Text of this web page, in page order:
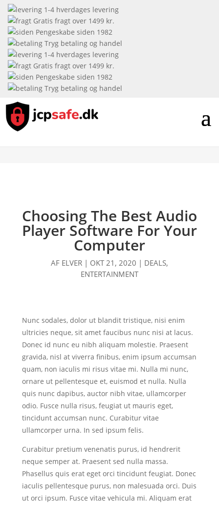
1-4 hverdages levering
Gratis fragt over 1499 kr.
Pengeskabe siden 1982
Tryg betaling og handel
1-4 hverdages levering
Gratis fragt over 1499 kr.
Pengeskabe siden 1982
Tryg betaling og handel
Choosing The Best Audio
Player Software For Your
Computer
AF ELVER| OKT 21, 2020 | DEALS,
ENTERTAINMENT
Nunc sodales, dolor ut blandit tristique, nisi enim
ultricies neque, sit amet faucibus nunc nisi at lacus.
Donec id nunc eu nibh aliquam molestie. Praesent
gravida, nisl at viverra finibus, enim ipsum accumsan
quam, non iaculis mi risus vitae mi. Nulla mi nunc,
ornare ut pellentesque et, euismod et nulla. Nulla
quis nunc dapibus, auctor nibh vitae, ullamcorper
odio. Fusce nulla risus, feugiat ut mauris eget,
tincidunt accumsan nunc. Curabitur vitae
ullamcorper urna. In sed ipsum felis.
Curabitur pretium venenatis purus, id hendrerit
neque semper at. Praesent sed nulla massa.
Phasellus quis erat eget orci tincidunt feugiat. Donec
iaculis pellentesque purus, non malesuada orci. Duis
ut orci ipsum. Fusce vitae vehicula mi. Aliquam erat